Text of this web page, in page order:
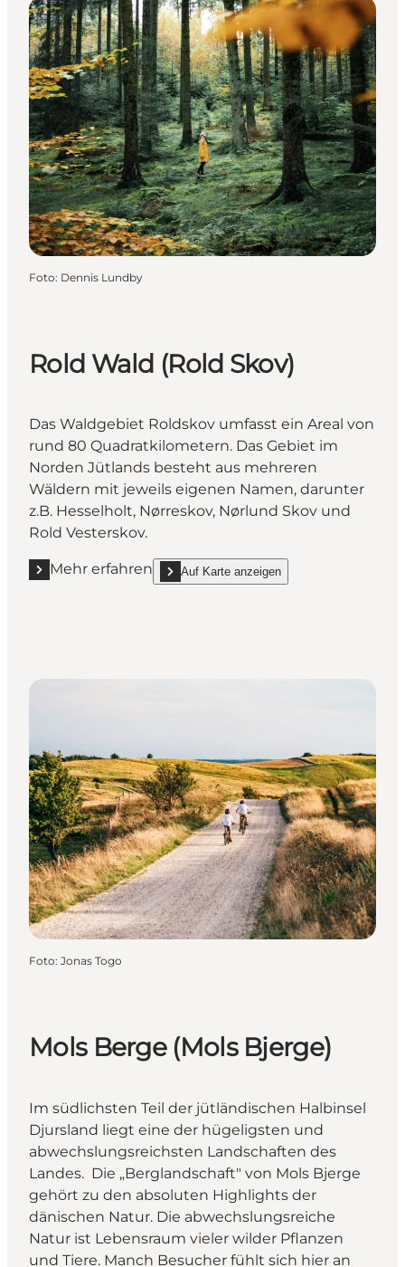
Foto: Dennis Lundby
Rold Wald (Rold Skov)
Das Waldgebiet Roldskov umfasst ein Areal von
rund 80 Quadratkilometern. Das Gebiet im
Norden Jütlands besteht aus mehreren
Wäldern mit jeweils eigenen Namen, darunter
z.B. Hesselholt, Nørreskov, Nørlund Skov und
Rold Vesterskov.
Mehr erfahren
Mehr erfahren "Rold Wald (Rold Skov)"
Auf Karte anzeigen
show Rold Wald (Rold Skov) on_map
Foto: Jonas Togo
Mols Berge (Mols Bjerge)
Im südlichsten Teil der jütländischen Halbinsel
Djursland liegt eine der hügeligsten und
abwechslungsreichsten Landschaften des
Landes. Die „Berglandschaft" von Mols Bjerge
gehört zu den absoluten Highlights der
dänischen Natur. Die abwechslungsreiche
Natur ist Lebensraum vieler wilder Pflanzen
und Tiere. Manch Besucher fühlt sich hier an